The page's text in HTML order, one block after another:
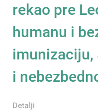
rekao pre
humanu i
imunizaciju,
i
Detalji